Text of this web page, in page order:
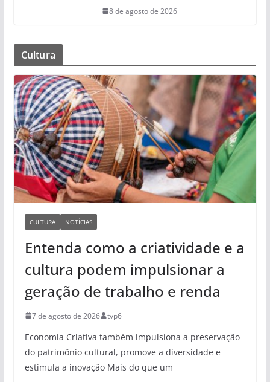
8 de agosto de 2026
Cultura
CULTURA NOTÍCIAS
Entenda como a criatividade e a
cultura podem impulsionar a
geração de trabalho e renda
7 de agosto de 2026 tvp6
Economia Criativa também impulsiona a preservação
do patrimônio cultural, promove a diversidade e
estimula a inovação Mais do que um